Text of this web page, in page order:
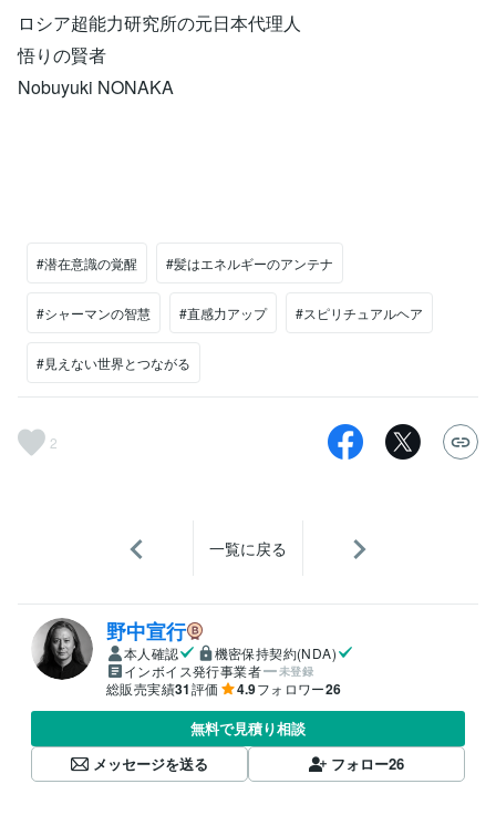
ロシア超能力研究所の元日本代理人
悟りの賢者
Nobuyuki NONAKA
#潜在意識の覚醒 #髪はエネルギーのアンテナ
#シャーマンの智慧 #直感力アップ #スピリチュアルヘア
#見えない世界とつながる
2
一覧に戻る
野中宣行
本人確認
機密保持契約(NDA)
インボイス発行事業者
未登録
総販売実績31評価 4.9フォロワー26
無料で見積り相談
メッセージを送る
フォロー26